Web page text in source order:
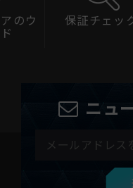
のウ
保証チェッ
ニュ